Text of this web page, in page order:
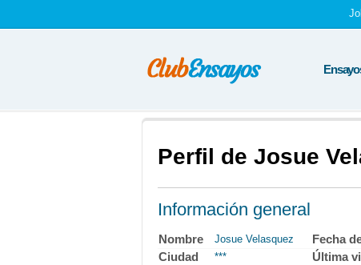
Perfil de Josue
Información general
Nombre Josue Velasquez Fecha
Ciudad *** Última